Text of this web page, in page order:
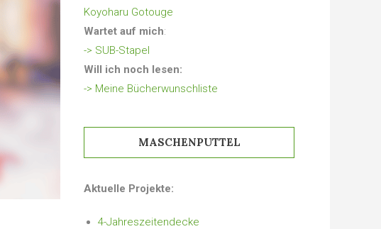
Koyoharu Gotouge
Wartet auf mich:
-> SUB-Stapel
Will ich noch lesen:
-> Meine Bücherwunschliste
MASCHENPUTTEL
Aktuelle Projekte:
4-Jahreszeitendecke